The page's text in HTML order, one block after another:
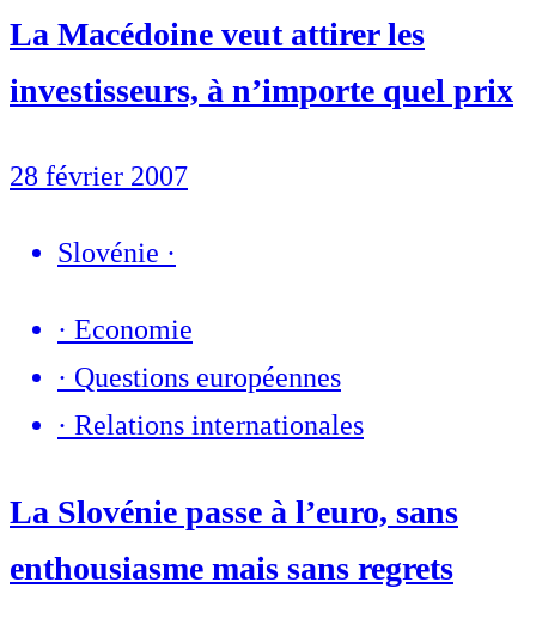
La Macédoine veut attirer les
investisseurs, à n’importe quel prix
28 février 2007
Slovénie ·
· Economie
· Questions européennes
· Relations internationales
La Slovénie passe à l’euro, sans
enthousiasme mais sans regrets